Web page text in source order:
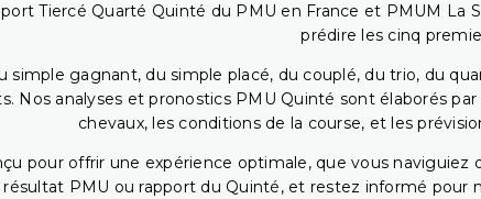
Tiercé Quarté Quinté du PMU en France et PMUM La
prédire les cinq
simple gagnant, du simple placé, du couplé, du trio, du
Nos analyses et pronostics PMU Quinté sont élaborés
chevaux, les conditions de la course, et les
pour offrir une expérience optimale, que vous
résultat PMU ou rapport du Quinté, et restez informé pour